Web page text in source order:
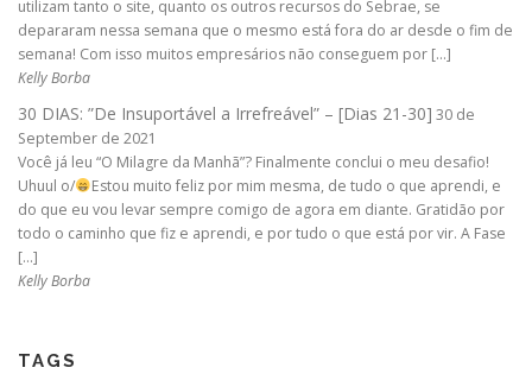
utilizam tanto o site, quanto os outros recursos do Sebrae, se
depararam nessa semana que o mesmo está fora do ar desde o fim de
semana! Com isso muitos empresários não conseguem por […]
Kelly Borba
30 DIAS: ”De Insuportável a Irrefreável” – [Dias 21-30] 30 de
September de 2021
Você já leu “O Milagre da Manhã”? Finalmente conclui o meu desafio!
Uhuul o/
Estou muito feliz por mim mesma, de tudo o que aprendi, e
do que eu vou levar sempre comigo de agora em diante. Gratidão por
todo o caminho que fiz e aprendi, e por tudo o que está por vir. A Fase
[…]
Kelly Borba
TAGS